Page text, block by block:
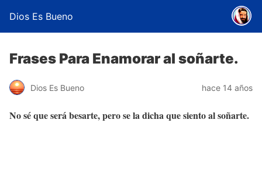
Dios Es Bueno
Frases Para Enamorar al soñarte.
Dios Es Bueno hace 14 años
No sé que será besarte, pero se la dicha que siento al soñarte.